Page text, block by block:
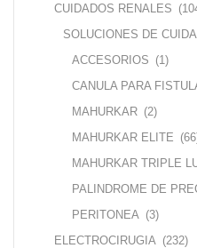
CUIDADOS RENALES
SOLUCIONES DE
ACCESORIOS (1)
CANULA PARA
MAHURKAR (2)
MAHURKAR ELITE
MAHURKAR TRIPLE
PALINDROME DE
PERITONEA (3)
ELECTROCIRUGIA (232)